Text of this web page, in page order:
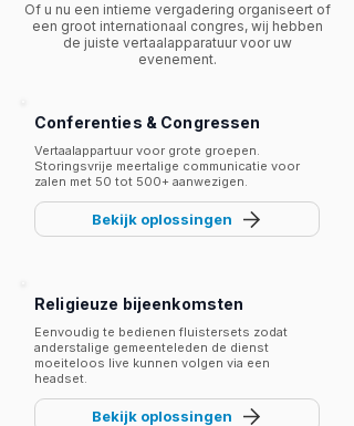
Of u nu een intieme vergadering organiseert of
een groot internationaal congres, wij hebben
de juiste vertaalapparatuur voor uw
evenement.
Conferenties & Congressen
Vertaalappartuur voor grote groepen.
Storingsvrije meertalige communicatie voor
zalen met 50 tot 500+ aanwezigen.
Bekijk oplossingen
Religieuze bijeenkomsten
Eenvoudig te bedienen fluistersets zodat
anderstalige gemeenteleden de dienst
moeiteloos live kunnen volgen via een
headset.
Bekijk oplossingen